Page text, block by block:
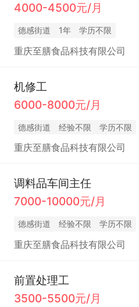
4000-4500元/月
德感街道 1年 学历不限
重庆至膳食品科技有限公司
机修工
6000-8000元/月
德感街道 经验不限 学历不限
重庆至膳食品科技有限公司
调料品车间主任
7000-10000元/月
德感街道 经验不限 学历不限
重庆至膳食品科技有限公司
前置处理工
3500-5500元/月